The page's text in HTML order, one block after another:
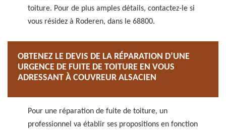
toiture. Pour de plus amples détails, contactez-le si
vous résidez à Roderen, dans le 68800.
OBTENEZ LE DEVIS DE LA RÉPARATION D’UNE
URGENCE DE FUITE DE TOITURE EN VOUS
ADRESSANT À COUVREUR ALSACIEN
Pour une réparation de fuite de toiture, un
professionnel va établir ses propositions en fonction